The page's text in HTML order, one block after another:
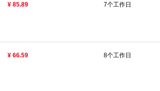
¥ 85.89 7个工作日
¥ 66.59 8个工作日